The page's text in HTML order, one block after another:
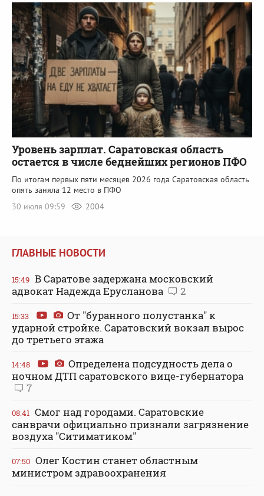
Уровень зарплат. Саратовская область
остается в числе беднейших регионов ПФО
По итогам первых пяти месяцев 2026 года Саратовская область
опять заняла 12 место в ПФО
30 июля 09:59
2004
ГЛАВНЫЕ НОВОСТИ
15:49 В Саратове задержана московский
адвокат Надежда Ерусланова
2
15:33
От "буранного полустанка" к
ударной стройке. Саратовский вокзал вырос
до третьего этажа
14:48
Определена подсудность дела о
ночном ДТП саратовского вице-губернатора
7
08:41 Смог над городами. Саратовские
санврачи официально признали загрязнение
воздуха "Ситиматиком"
07:50 Олег Костин станет областным
министром здравоохранения